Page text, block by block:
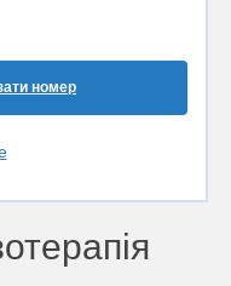
номер